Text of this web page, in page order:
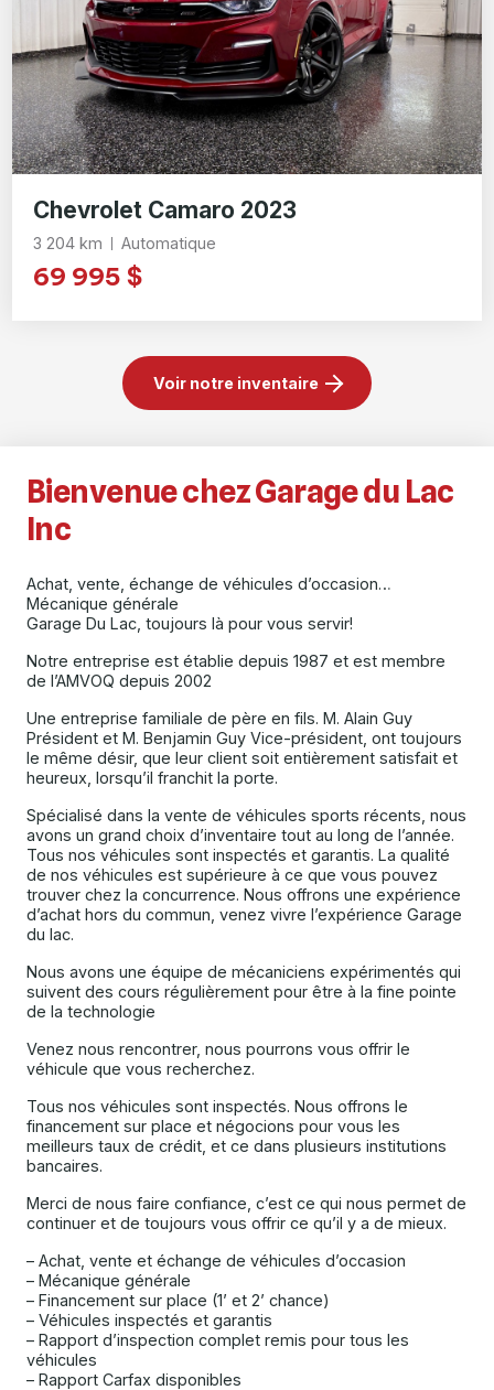
Chevrolet Camaro 2023
3 204 km Automatique
69 995 $
Voir notre inventaire
Bienvenue chez Garage du Lac
Inc
Achat, vente, échange de véhicules d’occasion…
Mécanique générale
Garage Du Lac, toujours là pour vous servir!
Notre entreprise est établie depuis 1987 et est membre
de l’AMVOQ depuis 2002
Une entreprise familiale de père en fils. M. Alain Guy
Président et M. Benjamin Guy Vice-président, ont toujours
le même désir, que leur client soit entièrement satisfait et
heureux, lorsqu’il franchit la porte.
Spécialisé dans la vente de véhicules sports récents, nous
avons un grand choix d’inventaire tout au long de l’année.
Tous nos véhicules sont inspectés et garantis. La qualité
de nos véhicules est supérieure à ce que vous pouvez
trouver chez la concurrence. Nous offrons une expérience
d’achat hors du commun, venez vivre l’expérience Garage
du lac.
Nous avons une équipe de mécaniciens expérimentés qui
suivent des cours régulièrement pour être à la fine pointe
de la technologie
Venez nous rencontrer, nous pourrons vous offrir le
véhicule que vous recherchez.
Tous nos véhicules sont inspectés. Nous offrons le
financement sur place et négocions pour vous les
meilleurs taux de crédit, et ce dans plusieurs institutions
bancaires.
Merci de nous faire confiance, c’est ce qui nous permet de
continuer et de toujours vous offrir ce qu’il y a de mieux.
– Achat, vente et échange de véhicules d’occasion
– Mécanique générale
– Financement sur place (1’ et 2’ chance)
– Véhicules inspectés et garantis
– Rapport d’inspection complet remis pour tous les
véhicules
– Rapport Carfax disponibles